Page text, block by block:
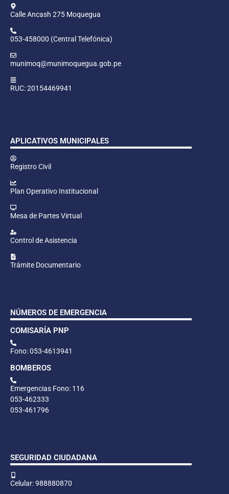
Calle Ancash 275 Moquegua
053-458000 (Central Telefónica)
munimoq@munimoquegua.gob.pe
RUC: 20154469941
APLICATIVOS MUNICIPALES
Registro Civil
Plan Operativo Institucional
Mesa de Partes Virtual
Control de Asistencia
Trámite Documentario
NÚMEROS DE EMERGENCIA
COMISARÍA PNP
Fono: 053-4613941
BOMBEROS
Emergencias Fono: 116
053-462333
053-461796
SEGURIDAD CIUDADANA
Celular: 988880870